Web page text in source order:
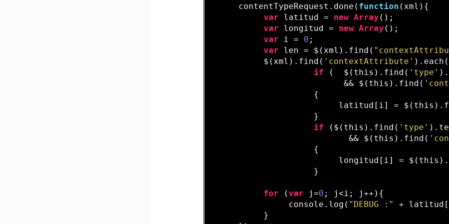
      contentTypeRequest.done(
function (xml) {
var latitud = new Array ();
var longitud = new Array ();
var i = 0 ;
var len = $(xml).find(
           $(xml).find(
'contextAttribute' ).each(
if (  $(this).find( 'type'
                           && $(this).find(
                     {
latitud[i] =
                     }
if ($(this).find( 'type'
                            && $(this).find(
                     {
longitud[i] =
                     }
for (var j=0 ; j<i;
                console.log(
"DEBUG :" +
           }